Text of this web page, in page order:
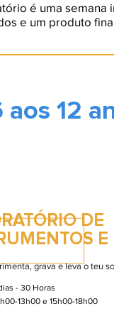
é uma semana
e um produto
aos 12
DE
grava e leva o teu
- 30 Horas
13h00 e 15h00-18h00